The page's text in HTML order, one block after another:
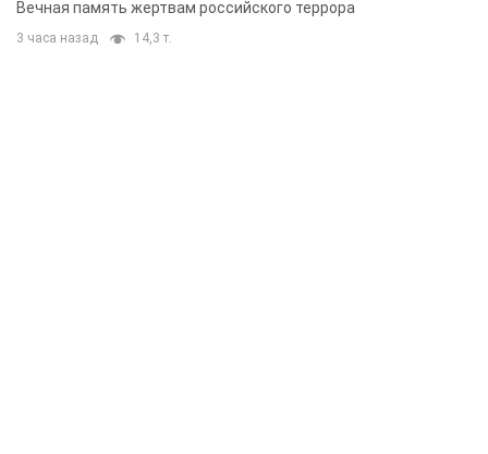
Вечная память жертвам российского террора
3 часа назад 14,3 т.